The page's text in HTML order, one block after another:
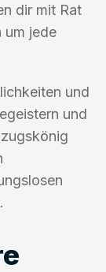
dir mit Rat
um jede
und
und